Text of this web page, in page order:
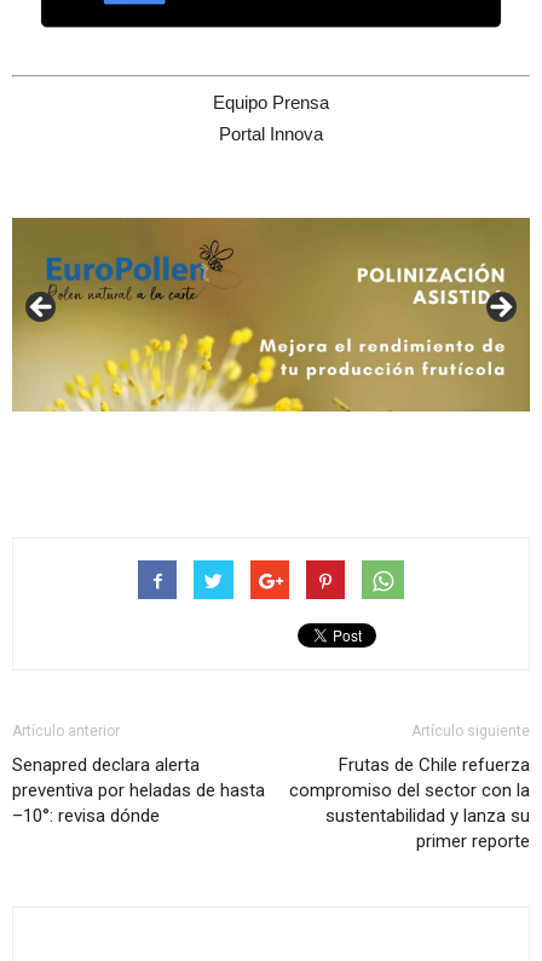
Equipo Prensa
Portal Innova
Artículo anterior
Senapred declara alerta
preventiva por heladas de hasta
–10°: revisa dónde
Artículo siguiente
Frutas de Chile refuerza
compromiso del sector con la
sustentabilidad y lanza su
primer reporte